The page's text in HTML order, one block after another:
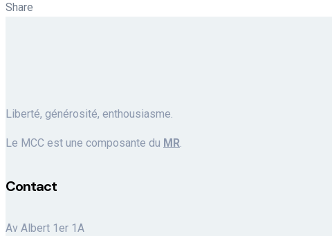
Share
Liberté, générosité, enthousiasme.
Le MCC est une composante du MR.
Contact
Av Albert 1er 1A